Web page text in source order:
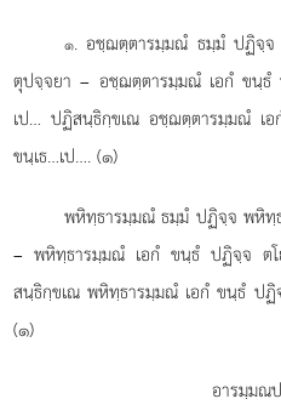
๑. อชฺฌตฺตารมฺมณํ ธมฺมํ ปฏิจฺจ
ตุปจฺจยา – อชฺฌตฺตารมฺมณํ เอกํ ขนฺธํ
เป… ปฏิสนฺธิกฺขเณ อชฺฌตฺตารมฺมณํ เ
ขนฺเธ…เป…. (๑)
พหิทฺธารมฺมณํ ธมฺมํ ปฏิจฺจ พหิทฺ
– พหิทฺธารมฺมณํ เอกํ ขนฺธํ ปฏิจฺจ ต
สนฺธิกฺขเณ พหิทฺธารมฺมณํ เอกํ ขนฺธํ ปฏิ
(๑)
อารมฺมณ